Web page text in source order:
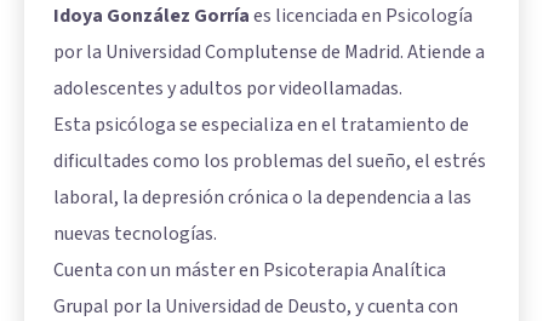
Idoya González Gorríaes licenciada en Psicología
por la Universidad Complutense de Madrid. Atiende a
adolescentes y adultos por videollamadas.
Esta psicóloga se especializa en el tratamiento de
dificultades como los problemas del sueño, el estrés
laboral, la depresión crónica o la dependencia a las
nuevas tecnologías.
Cuenta con un máster en Psicoterapia Analítica
Grupal por la Universidad de Deusto, y cuenta con